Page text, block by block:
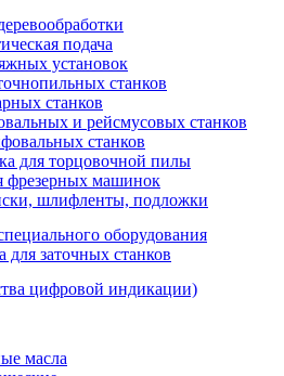
подача
установок
станков
станков
и рейсмусовых станков
станков
для торцовочной пилы
фрезерных машинок
шлифленты, подложки
оборудования
для заточных станков
цифровой индикации)
масла